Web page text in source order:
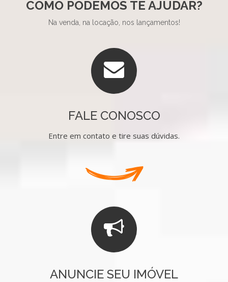
COMO PODEMOS TE AJUDAR?
Na venda, na locação, nos lançamentos!
FALE CONOSCO
Entre em contato e tire suas dúvidas.
ANUNCIE SEU IMÓVEL